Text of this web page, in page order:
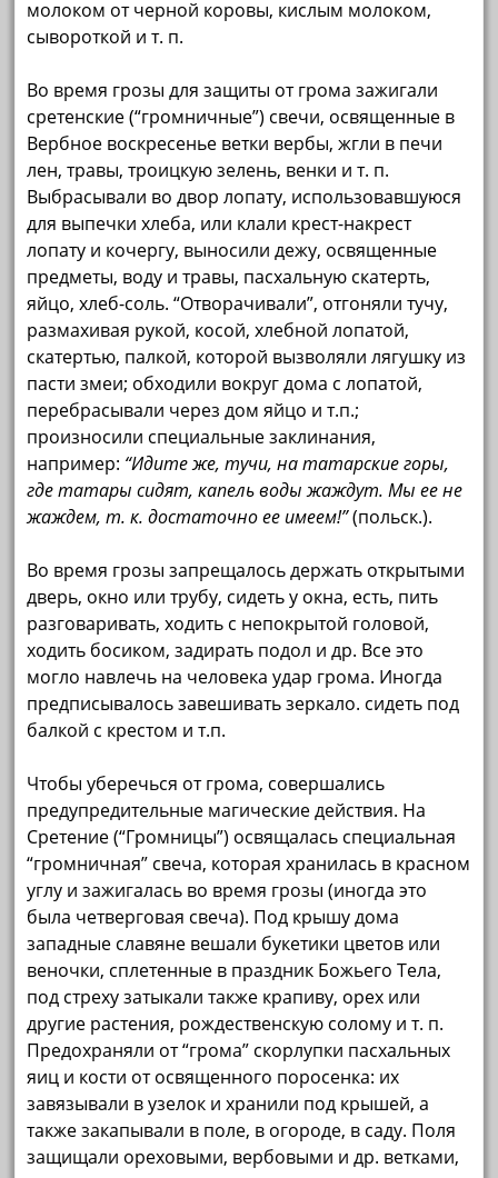
молоком от черной коровы, кислым молоком,
сывороткой и т. п.
Во время грозы для защиты от грома зажигали
сретенские (“громничные”) свечи, освященные в
Вербное воскресенье ветки вербы, жгли в печи
лен, травы, троицкую зелень, венки и т. п.
Выбрасывали во двор лопату, использовавшуюся
для выпечки хлеба, или клали крест-накрест
лопату и кочергу, выносили дежу, освященные
предметы, воду и травы, пасхальную скатерть,
яйцо, хлеб-соль. “Отворачивали”, отгоняли тучу,
размахивая рукой, косой, хлебной лопатой,
скатертью, палкой, которой вызволяли лягушку из
пасти змеи; обходили вокруг дома с лопатой,
перебрасывали через дом яйцо и т.п.;
произносили специальные заклинания,
например: “Идите же, тучи, на татарские горы,
где татары сидят, капель воды жаждут. Мы ее не
жаждем, т. к. достаточно ее имеем!”(польск.).
Во время грозы запрещалось держать открытыми
дверь, окно или трубу, сидеть у окна, есть, пить
разговаривать, ходить с непокрытой головой,
ходить босиком, задирать подол и др. Все это
могло навлечь на человека удар грома. Иногда
предписывалось завешивать зеркало. сидеть под
балкой с крестом и т.п.
Чтобы уберечься от грома, совершались
предупредительные магические действия. На
Сретение (“Громницы”) освящалась специальная
“громничная” свеча, которая хранилась в красном
углу и зажигалась во время грозы (иногда это
была четверговая свеча). Под крышу дома
западные славяне вешали букетики цветов или
веночки, сплетенные в праздник Божьего Тела,
под стреху затыкали также крапиву, орех или
другие растения, рождественскую солому и т. п.
Предохраняли от “грома” скорлупки пасхальных
яиц и кости от освященного поросенка: их
завязывали в узелок и хранили под крышей, а
также закапывали в поле, в огороде, в саду. Поля
защищали ореховыми, вербовыми и др. ветками,